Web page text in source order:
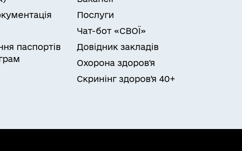
паспортів
Послуги
Чат-бот «СВОЇ»
Довідник закладів
Охорона здоров'я
Скринінг здоровʼя 40+